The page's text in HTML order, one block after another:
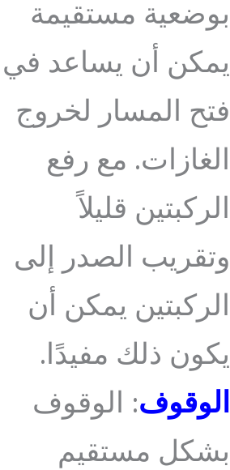
بوضعية مستقيمة
يمكن أن يساعد في
فتح المسار لخروج
الغازات. مع رفع
الركبتين قليلاً
وتقريب الصدر إلى
الركبتين يمكن أن
يكون ذلك مفيدًا.
الوقوف: الوقوف
بشكل مستقيم